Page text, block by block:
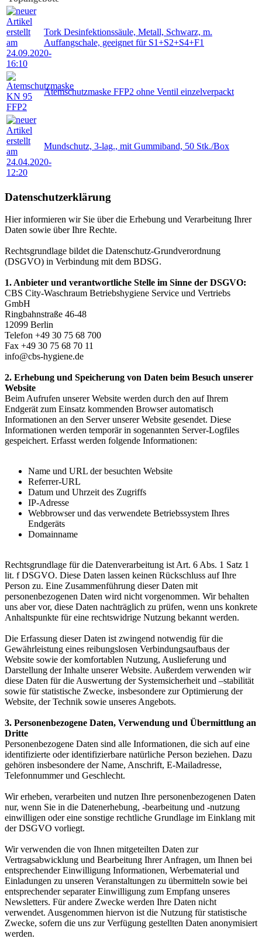
Tork Desinfektionssäule, Metall, Schwarz, m.
Auffangschale, geeignet für S1+S2+S4+F1
Atemschutzmaske FFP2 ohne Ventil einzelverpackt
Mundschutz, 3-lag., mit Gummiband, 50 Stk./Box
Datenschutzerklärung
Hier informieren wir Sie über die Erhebung und Verarbeitung Ihrer
Daten sowie über Ihre Rechte.
Rechtsgrundlage bildet die Datenschutz-Grundverordnung
(DSGVO) in Verbindung mit dem BDSG.
1. Anbieter und verantwortliche Stelle im Sinne der DSGVO:
CBS City-Waschraum Betriebshygiene Service und Vertriebs
GmbH
Ringbahnstraße 46-48
12099 Berlin
Telefon +49 30 75 68 700
Fax +49 30 75 68 70 11
info@cbs-hygiene.de
2. Erhebung und Speicherung von Daten beim Besuch unserer
Website
Beim Aufrufen unserer Website werden durch den auf Ihrem
Endgerät zum Einsatz kommenden Browser automatisch
Informationen an den Server unserer Website gesendet. Diese
Informationen werden temporär in sogenannten Server-Logfiles
gespeichert. Erfasst werden folgende Informationen:
Name und URL der besuchten Website
Referrer-URL
Datum und Uhrzeit des Zugriffs
IP-Adresse
Webbrowser und das verwendete Betriebssystem Ihres
Endgeräts
Domainname
Rechtsgrundlage für die Datenverarbeitung ist Art. 6 Abs. 1 Satz 1
lit. f DSGVO. Diese Daten lassen keinen Rückschluss auf Ihre
Person zu. Eine Zusammenführung dieser Daten mit
personenbezogenen Daten wird nicht vorgenommen. Wir behalten
uns aber vor, diese Daten nachträglich zu prüfen, wenn uns konkrete
Anhaltspunkte für eine rechtswidrige Nutzung bekannt werden.
Die Erfassung dieser Daten ist zwingend notwendig für die
Gewährleistung eines reibungslosen Verbindungsaufbaus der
Website sowie der komfortablen Nutzung, Auslieferung und
Darstellung der Inhalte unserer Website. Außerdem verwenden wir
diese Daten für die Auswertung der Systemsicherheit und –stabilität
sowie für statistische Zwecke, insbesondere zur Optimierung der
Website, der Technik sowie unseres Angebots.
3. Personenbezogene Daten, Verwendung und Übermittlung an
Dritte
Personenbezogene Daten sind alle Informationen, die sich auf eine
identifizierte oder identifizierbare natürliche Person beziehen. Dazu
gehören insbesondere der Name, Anschrift, E-Mailadresse,
Telefonnummer und Geschlecht.
Wir erheben, verarbeiten und nutzen Ihre personenbezogenen Daten
nur, wenn Sie in die Datenerhebung, -bearbeitung und -nutzung
einwilligen oder eine sonstige rechtliche Grundlage im Einklang mit
der DSGVO vorliegt.
Wir verwenden die von Ihnen mitgeteilten Daten zur
Vertragsabwicklung und Bearbeitung Ihrer Anfragen, um Ihnen bei
entsprechender Einwilligung Informationen, Werbematerial und
Einladungen zu unseren Veranstaltungen zu übermitteln sowie bei
entsprechender separater Einwilligung zum Empfang unseres
Newsletters. Für andere Zwecke werden Ihre Daten nicht
verwendet. Ausgenommen hiervon ist die Nutzung für statistische
Zwecke, sofern die uns zur Verfügung gestellten Daten anonymisiert
werden.